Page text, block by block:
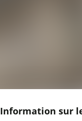
Information sur